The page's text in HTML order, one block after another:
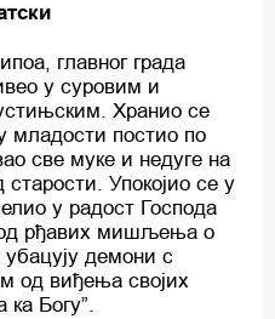
главног града
у суровим и
Хранио се
постио по
све муке и недуге на
Упокојио се у
у радост Господа
од рђавих мишљења о
демони с
од виђења својих
Богу”.